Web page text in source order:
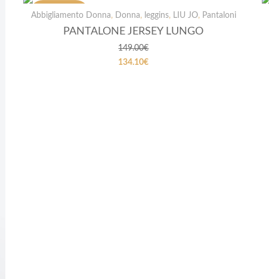
PROMOZIONI
Abbigliamento Donna, Donna, leggins, LIU JO, Pantaloni
PANTALONE JERSEY LUNGO
149.00€
134.10€